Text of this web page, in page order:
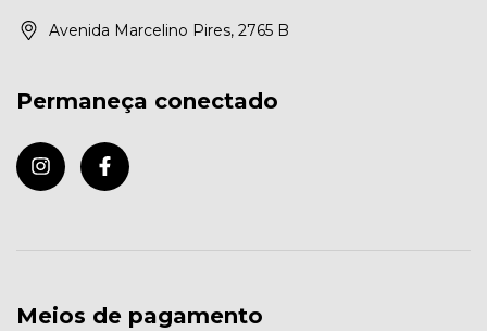
Avenida Marcelino Pires, 2765 B
Permaneça conectado
Meios de pagamento